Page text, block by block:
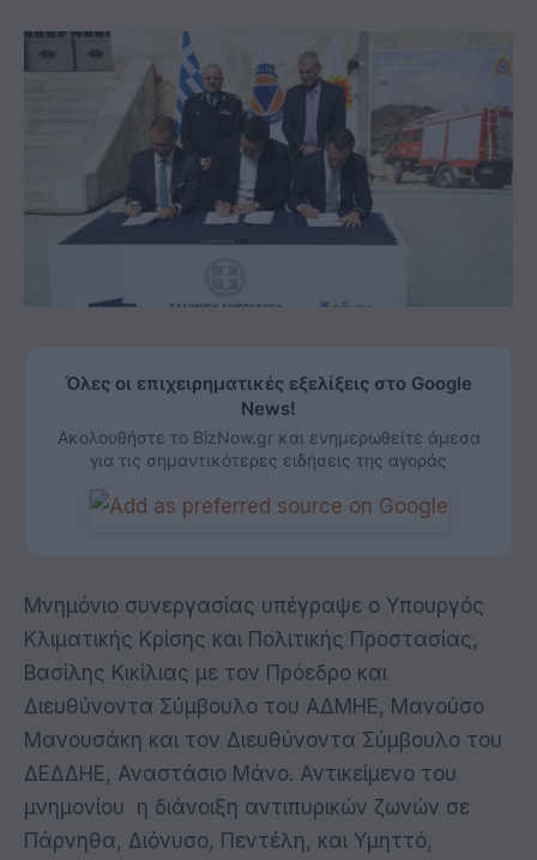
Όλες οι επιχειρηματικές εξελίξεις στο Google
News!
Ακολουθήστε το BizNow.gr και ενημερωθείτε άμεσα
για τις σημαντικότερες ειδήσεις της αγοράς
Μνημόνιο συνεργασίας υπέγραψε ο Υπουργός
Κλιματικής Κρίσης και Πολιτικής Προστασίας,
Βασίλης Κικίλιας με τον Πρόεδρο και
Διευθύνοντα Σύμβουλο του ΑΔΜΗΕ, Μανούσο
Μανουσάκη και τον Διευθύνοντα Σύμβουλο του
ΔΕΔΔΗΕ, Αναστάσιο Μάνο. Αντικείμενο του
μνημονίου η διάνοιξη αντιπυρικών ζωνών σε
Πάρνηθα, Διόνυσο, Πεντέλη, και Υμηττό,